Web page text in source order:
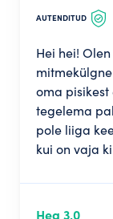
AUTENDITUD
Hei hei!
oma
tegelema
pole liiga
kui on vaja
Hea 3,0